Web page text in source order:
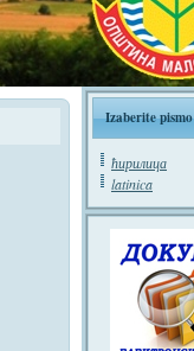
Izaberite pismo
ћирилица
latinica